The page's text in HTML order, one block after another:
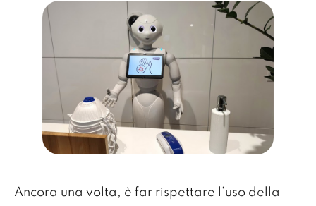
Ancora una volta, è far rispettare l’uso della